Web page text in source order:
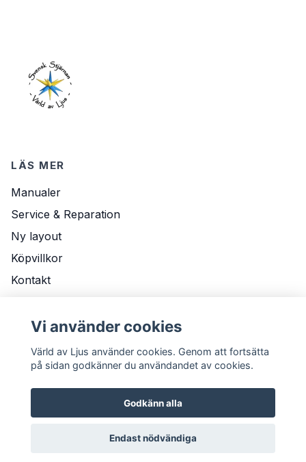
LÄS MER
Manualer
Service & Reparation
Ny layout
Köpvillkor
Kontakt
Leveransvillkor
© 2026 Värld av Ljus Powered by Quickbutik
Vi använder cookies
Värld av Ljus använder cookies. Genom att fortsätta
på sidan godkänner du användandet av cookies.
Godkänn alla
Endast nödvändiga